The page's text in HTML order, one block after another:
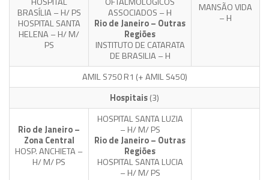
BRASÍLIA – H/ PS
HOSPITAL SANTA
HELENA – H/ M/
PS
ASSOCIADOS – H
Rio de Janeiro – Outras
Regiões
INSTITUTO DE CATARATA
DE BRASILIA – H
MANSÃO VIDA
– H
AMIL S750 R1 (+ AMIL S450)
Hospitais(3)
Rio de Janeiro –
Zona Central
HOSP. ANCHIETA –
H/ M/ PS
HOSPITAL SANTA LUZIA
– H/ M/ PS
Rio de Janeiro – Outras
Regiões
HOSPITAL SANTA LUCIA
– H/ M/ PS